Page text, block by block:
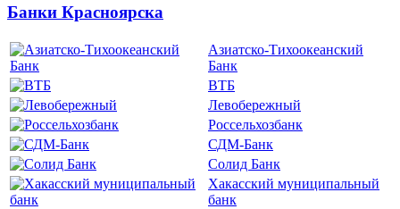
Банки Красноярска
Азиатско-Тихоокеанский
Банк
ВТБ
Левобережный
Россельхозбанк
СДМ-Банк
Солид Банк
Хакасский муниципальный
банк